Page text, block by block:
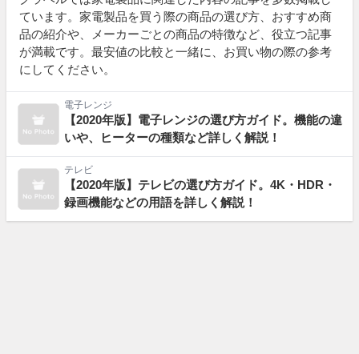
ています。家電製品を買う際の商品の選び方、おすすめ商
品の紹介や、メーカーごとの商品の特徴など、役立つ記事
が満載です。最安値の比較と一緒に、お買い物の際の参考
にしてください。
電子レンジ
【2020年版】電子レンジの選び方ガイド。機能の違
いや、ヒーターの種類など詳しく解説！
テレビ
【2020年版】テレビの選び方ガイド。4K・HDR・
録画機能などの用語を詳しく解説！